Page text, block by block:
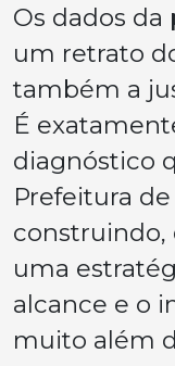
Os dados da
um retrato
também a
É
diagnóstico
Prefeitura
construindo,
uma
alcance e o
muito além